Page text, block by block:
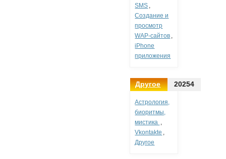
SMS ,
Создание и
просмотр
WAP-сайтов ,
iPhone
приложения
Другое 20254
Астрология,
биоритмы,
мистика ,
Vkontakte ,
Другое